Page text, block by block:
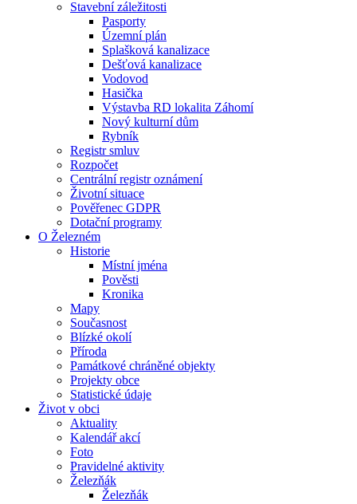
Stavební záležitosti
Pasporty
Územní plán
Splašková kanalizace
Dešťová kanalizace
Vodovod
Hasička
Výstavba RD lokalita Záhomí
Nový kulturní dům
Rybník
Registr smluv
Rozpočet
Centrální registr oznámení
Životní situace
Pověřenec GDPR
Dotační programy
O Železném
Historie
Místní jména
Pověsti
Kronika
Mapy
Současnost
Blízké okolí
Příroda
Památkové chráněné objekty
Projekty obce
Statistické údaje
Život v obci
Aktuality
Kalendář akcí
Foto
Pravidelné aktivity
Železňák
Železňák